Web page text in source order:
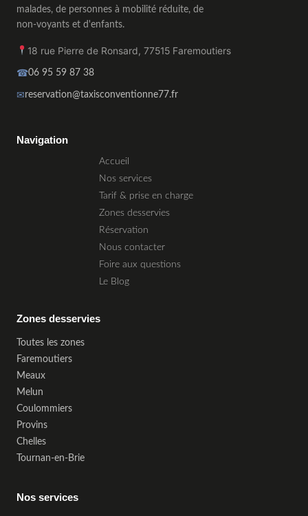
malades, de personnes à mobilité réduite, de
non-voyants et d'enfants.
18 rue Pierre de Ronsard, 77515 Faremoutiers
☎06 95 59 87 38
✉reservation@taxisconventionne77.fr
Navigation
Accueil
Nos services
Tarif & prise en charge
Zones desservies
Réservation
Nous contacter
Foire aux questions
Le Blog
Zones desservies
Toutes les zones
Faremoutiers
Meaux
Melun
Coulommiers
Provins
Chelles
Tournan-en-Brie
Nos services